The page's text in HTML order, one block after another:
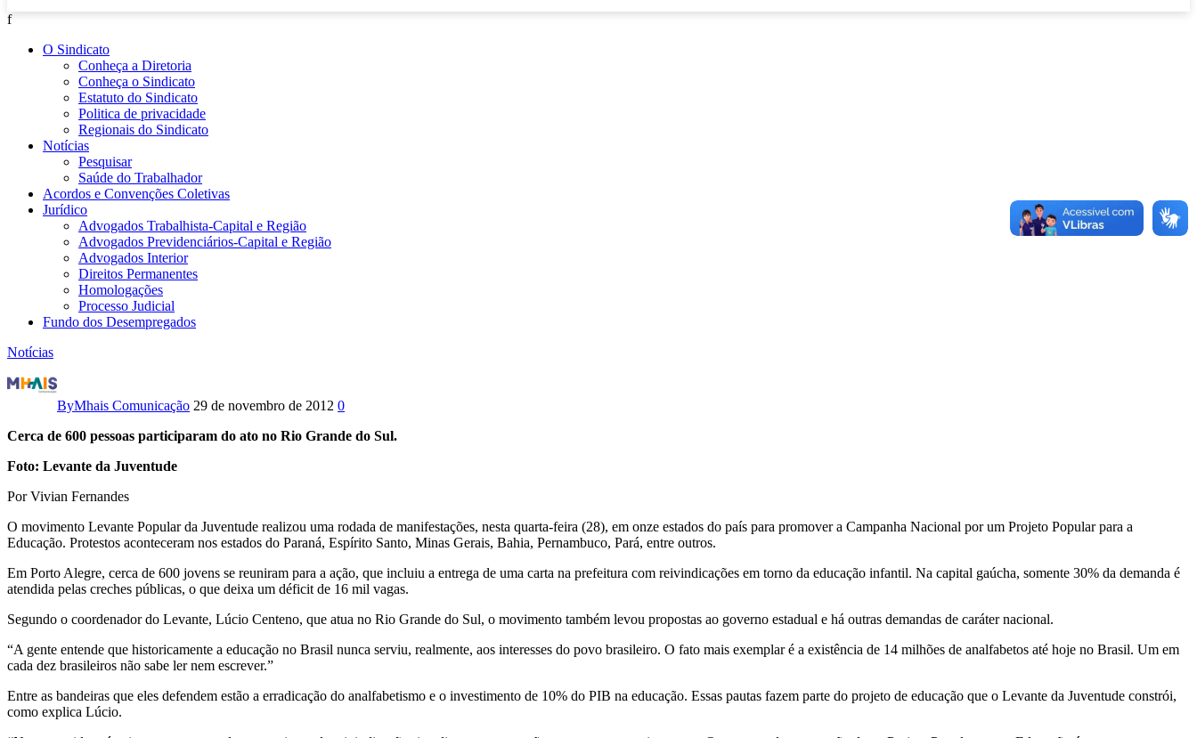
f
O Sindicato
Conheça a Diretoria
Conheça o Sindicato
Estatuto do Sindicato
Politica de privacidade
Regionais do Sindicato
Notícias
Pesquisar
Saúde do Trabalhador
Acordos e Convenções Coletivas
Jurídico
Advogados Trabalhista-Capital e Região
Advogados Previdenciários-Capital e Região
Advogados Interior
Direitos Permanentes
Homologações
Processo Judicial
Fundo dos Desempregados
Notícias
Jovens
protestam
em
11
estados
por
um
Projeto
Popular
para
a
ByMhais Comunicação 29 de novembro de 2012 0
Cerca de 600 pessoas participaram do ato no Rio Grande do Sul.
Foto: Levante da Juventude
Por Vivian Fernandes
O movimento Levante Popular da Juventude realizou uma rodada de manifestações, nesta quarta-feira (28), em onze estados do país para promover a Campanha Nacional por um Projeto Popular para a
Educação. Protestos aconteceram nos estados do Paraná, Espírito Santo, Minas Gerais, Bahia, Pernambuco, Pará, entre outros.
Em Porto Alegre, cerca de 600 jovens se reuniram para a ação, que incluiu a entrega de uma carta na prefeitura com reivindicações em torno da educação infantil. Na capital gaúcha, somente 30% da demanda é
atendida pelas creches públicas, o que deixa um déficit de 16 mil vagas.
Segundo o coordenador do Levante, Lúcio Centeno, que atua no Rio Grande do Sul, o movimento também levou propostas ao governo estadual e há outras demandas de caráter nacional.
“A gente entende que historicamente a educação no Brasil nunca serviu, realmente, aos interesses do povo brasileiro. O fato mais exemplar é a existência de 14 milhões de analfabetos até hoje no Brasil. Um em
cada dez brasileiros não sabe ler nem escrever.”
Entre as bandeiras que eles defendem estão a erradicação do analfabetismo e o investimento de 10% do PIB na educação. Essas pautas fazem parte do projeto de educação que o Levante da Juventude constrói,
como explica Lúcio.